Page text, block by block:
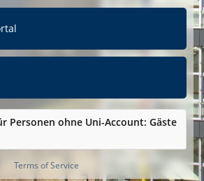
Personen ohne Uni-Account: Gäste
Terms of Service